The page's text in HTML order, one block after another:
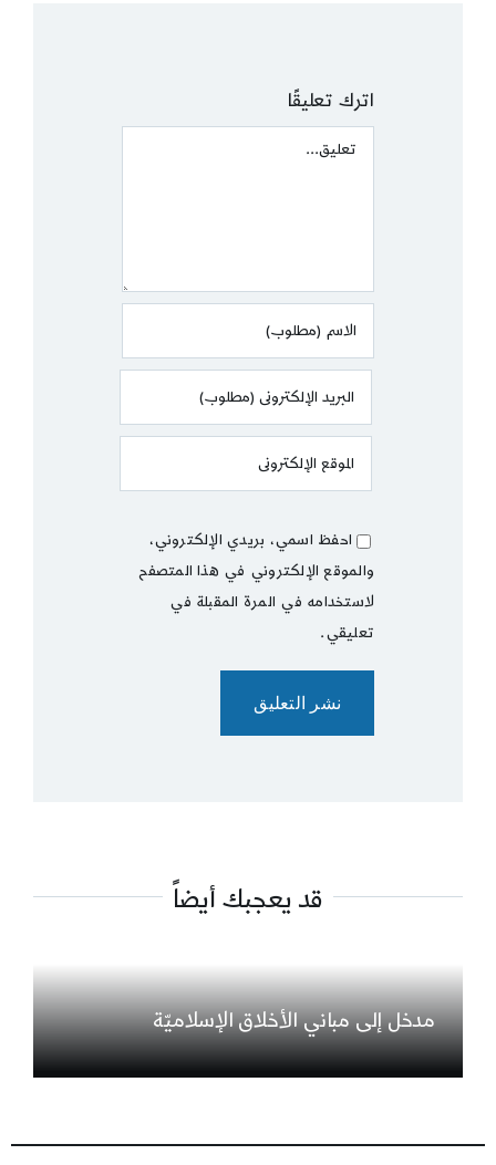
اترك تعليقًا
Comment
احفظ اسمي، بريدي الإلكتروني،
والموقع الإلكتروني في هذا المتصفح
لاستخدامه في المرة المقبلة في
تعليقي.
قد يعجبك أيضاً
مدخل إلى مباني الأخلاق الإسلاميّة